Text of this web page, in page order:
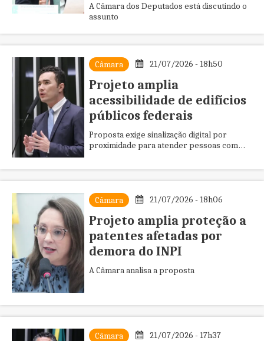
A Câmara dos Deputados está discutindo o
assunto
Câmara 21/07/2026 - 18h50
Projeto amplia
acessibilidade de edifícios
públicos federais
Proposta exige sinalização digital por
proximidade para atender pessoas com
Câmara 21/07/2026 - 18h06
Projeto amplia proteção a
patentes afetadas por
demora do INPI
A Câmara analisa a proposta
Câmara 21/07/2026 - 17h37